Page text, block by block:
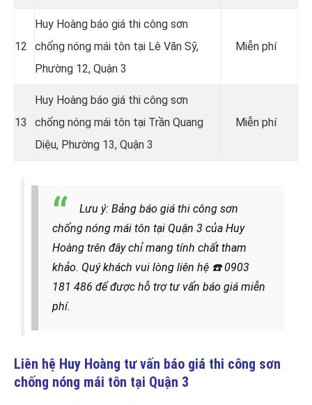
12
Huy Hoàng báo giá thi công sơn
chống nóng mái tôn tại Lê Văn Sỹ,
Phường 12, Quận 3
Miễn phí
13
Huy Hoàng báo giá thi công sơn
chống nóng mái tôn tại Trần Quang
Diệu, Phường 13, Quận 3
Miễn phí
Lưu ý: Bảng báo giá thi công sơn
chống nóng mái tôn tại Quận 3 của Huy
Hoàng trên đây chỉ mang tính chất tham
khảo. Quý khách vui lòng liên hệ ☎️0903
181 486 để được hỗ trợ tư vấn báo giá miễn
phí.
Liên hệ Huy Hoàng tư vấn báo giá thi công sơn
chống nóng mái tôn tại Quận 3